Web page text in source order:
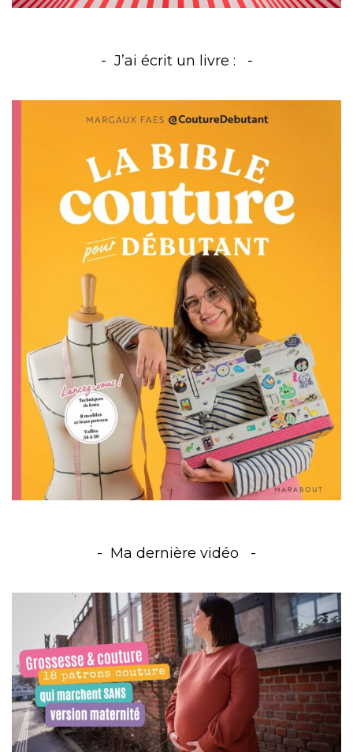
J’ai écrit un livre :
Ma dernière vidéo